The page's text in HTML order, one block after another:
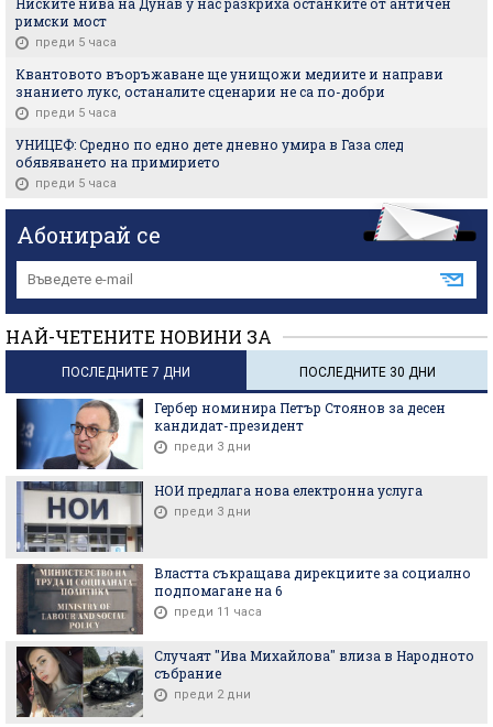
римски мост
преди 5 часа
Квантовото въоръжаване ще унищожи медиите и направи
знанието лукс, останалите сценарии не са по-добри
преди 5 часа
УНИЦЕФ: Средно по едно дете дневно умира в Газа след
обявяването на примирието
преди 5 часа
Абонирай се
НАЙ-ЧЕТЕНИТЕ НОВИНИ ЗА
ПОСЛЕДНИТЕ 7 ДНИ ПОСЛЕДНИТЕ 30 ДНИ
Гербер номинира Петър Стоянов за десен
кандидат-президент
преди 3 дни
НОИ предлага нова електронна услуга
преди 3 дни
Властта съкращава дирекциите за социално
подпомагане на 6
преди 11 часа
Случаят "Ива Михайлова" влиза в Народното
събрание
преди 2 дни